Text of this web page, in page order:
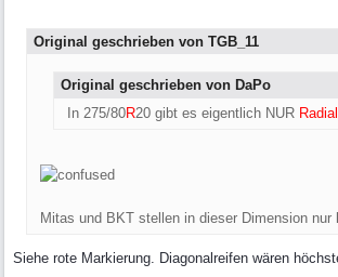
Original geschrieben von TGB_11
Original geschrieben von DaPo
In 275/80R20 gibt es eigentlich NUR
Mitas und BKT stellen in dieser Dimension nur
Siehe rote Markierung. Diagonalreifen wären